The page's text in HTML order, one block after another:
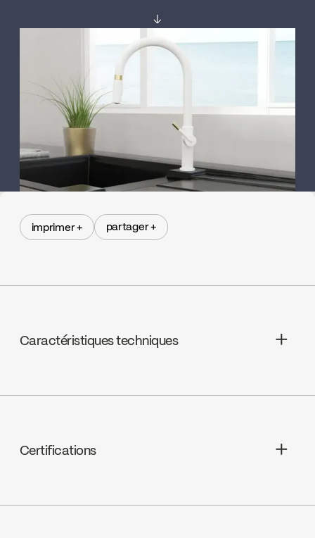
↓
imprimer + partager +
Caractéristiques techniques
Sans rondelle, 9CA72 / 9CA72
Certifications